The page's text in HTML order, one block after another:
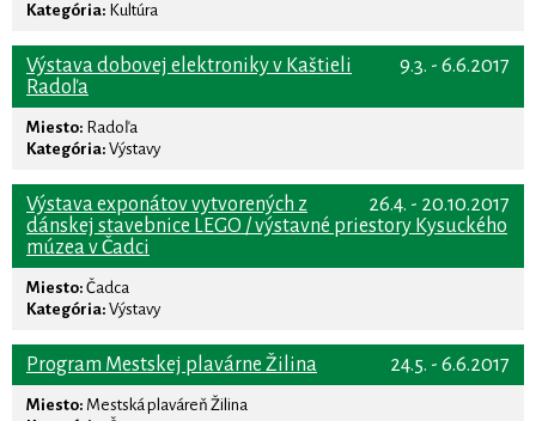
Kategória: Kultúra
9.3. - 6.6.2017
Výstava dobovej elektroniky v Kaštieli
Radoľa
Miesto: Radoľa
Kategória: Výstavy
26.4. - 20.10.2017
Výstava exponátov vytvorených z
dánskej stavebnice LEGO / výstavné priestory Kysuckého
múzea v Čadci
Miesto: Čadca
Kategória: Výstavy
24.5. - 6.6.2017
Program Mestskej plavárne Žilina
Miesto: Mestská plaváreň Žilina